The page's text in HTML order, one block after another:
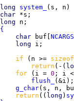
long system_
char
long
{
char buf[ NCARGS
long
if (n >=
return (-(
for (i = 0 ; i
flush_
g_char
return (( long )